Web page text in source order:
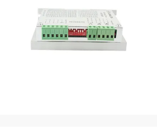
L'ordine è stato spedito a tempo. Contro
connettori dove aggiunto alla spedizione.
Impianti del driver come abbiamo